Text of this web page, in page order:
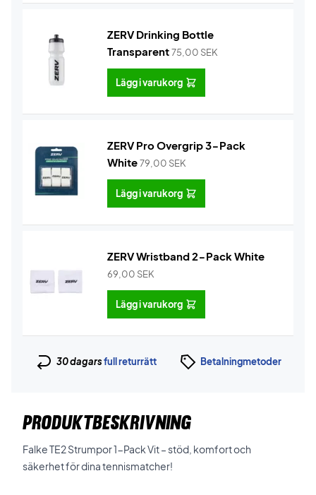
ZERV Drinking Bottle
Transparent75,00 SEK
Lägg i varukorg
ZERV Pro Overgrip 3-Pack
White79,00 SEK
Lägg i varukorg
ZERV Wristband 2-Pack White
69,00 SEK
Lägg i varukorg
30 dagarsfull returrätt Betalningmetoder
PRODUKTBESKRIVNING
Falke TE2 Strumpor 1-Pack Vit – stöd, komfort och
säkerhet för dina tennismatcher!